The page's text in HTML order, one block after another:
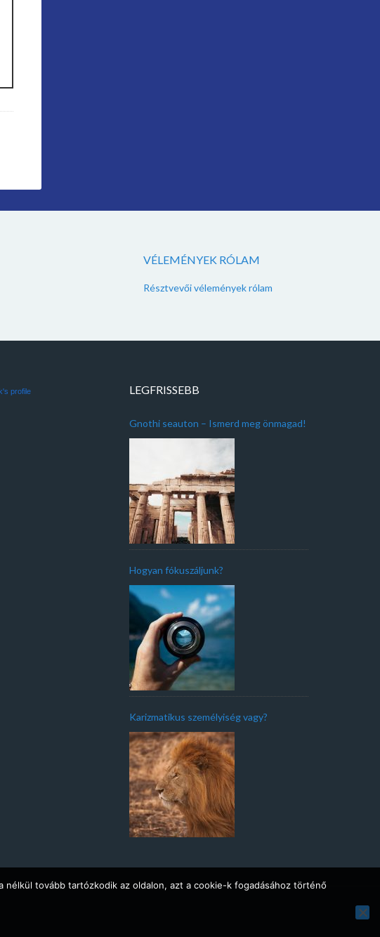
VÉLEMÉNYEK RÓLAM
Résztvevői vélemények rólam
profile LEGFRISSEBB
Gnothi seauton – Ismerd meg önmagad!
Hogyan fókuszáljunk?
Karizmatikus személyiség vagy?
tovább tartózkodik az oldalon, azt a cookie-k fogadásához történő